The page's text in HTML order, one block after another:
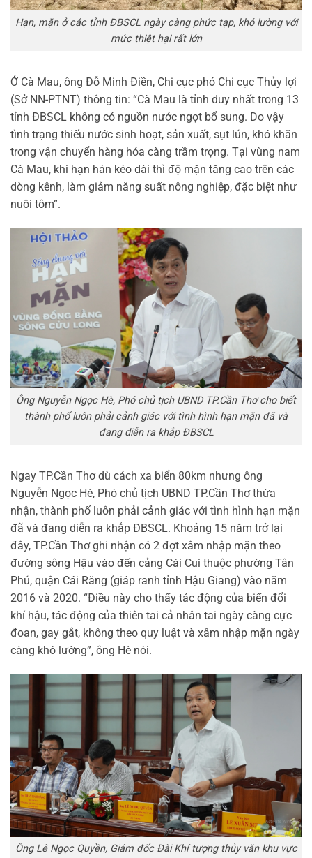
Hạn, mặn ở các tỉnh ĐBSCL ngày càng phức tạp, khó lường với
mức thiệt hại rất lớn
Ở Cà Mau, ông Đỗ Minh Điền, Chi cục phó Chi cục Thủy lợi
(Sở NN-PTNT) thông tin: “Cà Mau là tỉnh duy nhất trong 13
tỉnh ĐBSCL không có nguồn nước ngọt bổ sung. Do vậy
tình trạng thiếu nước sinh hoạt, sản xuất, sụt lún, khó khăn
trong vận chuyển hàng hóa càng trầm trọng. Tại vùng nam
Cà Mau, khi hạn hán kéo dài thì độ mặn tăng cao trên các
dòng kênh, làm giảm năng suất nông nghiệp, đặc biệt như
nuôi tôm”.
Ông Nguyễn Ngọc Hè, Phó chủ tịch UBND TP.Cần Thơ cho biết
thành phố luôn phải cảnh giác với tình hình hạn mặn đã và
đang diễn ra khắp ĐBSCL
Ngay TP.Cần Thơ dù cách xa biển 80km nhưng ông
Nguyễn Ngọc Hè, Phó chủ tịch UBND TP.Cần Thơ thừa
nhận, thành phố luôn phải cảnh giác với tình hình hạn mặn
đã và đang diễn ra khắp ĐBSCL. Khoảng 15 năm trở lại
đây, TP.Cần Thơ ghi nhận có 2 đợt xâm nhập mặn theo
đường sông Hậu vào đến cảng Cái Cui thuộc phường Tân
Phú, quận Cái Răng (giáp ranh tỉnh Hậu Giang) vào năm
2016 và 2020. “Điều này cho thấy tác động của biến đổi
khí hậu, tác động của thiên tai cả nhân tai ngày càng cực
đoan, gay gắt, không theo quy luật và xâm nhập mặn ngày
càng khó lường”, ông Hè nói.
Ông Lê Ngọc Quyền, Giám đốc Đài Khí tượng thủy văn khu vực